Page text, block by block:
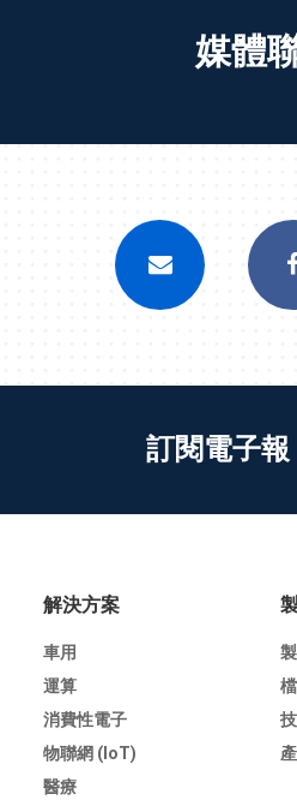
媒體
訂閱電子
解決方案
車用
運算
消費性電子
物聯網 (IoT)
醫療